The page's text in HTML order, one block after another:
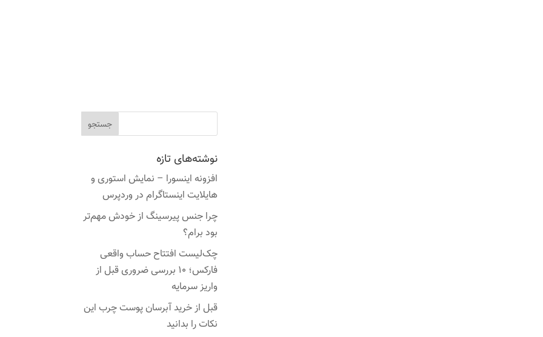
نوشته‌های تازه
افزونه اینسورا – نمایش استوری و
هایلایت اینستاگرام در وردپرس
چرا جنس پیرسینگ از خودش مهم‌تر
بود برام؟
چک‌لیست افتتاح حساب واقعی
فارکس؛ ۱۰ بررسی ضروری قبل از
واریز سرمایه
قبل از خرید آبرسان پوست چرب این
نکات را بدانید